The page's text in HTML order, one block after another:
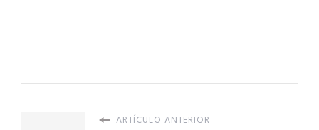
ARTÍCULO ANTERIOR